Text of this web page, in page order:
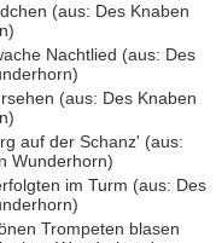
(aus: Des Knaben
Nachtlied (aus: Des
(aus: Des Knaben
auf der Schanz' (aus:
Wunderhorn)
im Turm (aus: Des
Trompeten blasen